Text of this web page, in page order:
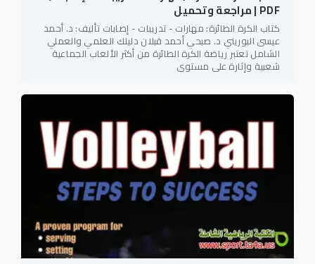
PDF | مراجعة وتحميل
كتاب الكرة الطائرة: مهارات - تدريبات - إصابات تأليف: د. أحمد
عيسى البوريني د. صبحي أحمد قبلان دليلك العلمي والعملي
الشامل تعتبر رياضة الكرة الطائرة من أكثر الألعاب الجماعية
شعبية وإثارة على مستوى